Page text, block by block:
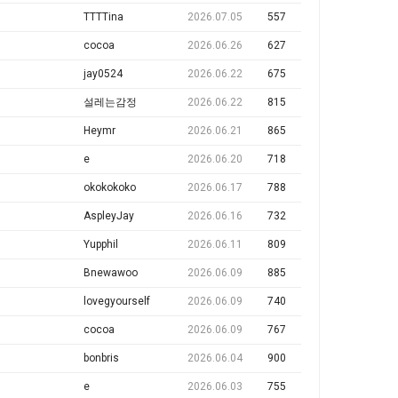
TTTTina 2026.07.05 557
cocoa 2026.06.26 627
jay0524 2026.06.22 675
설레는감정 2026.06.22 815
Heymr 2026.06.21 865
e 2026.06.20 718
okokokoko 2026.06.17 788
AspleyJay 2026.06.16 732
Yupphil 2026.06.11 809
Bnewawoo 2026.06.09 885
lovegyourself 2026.06.09 740
cocoa 2026.06.09 767
bonbris 2026.06.04 900
e 2026.06.03 755